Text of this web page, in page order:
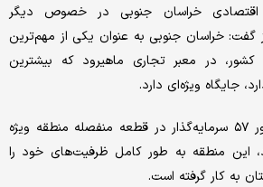
اقتصادی خراسان جنوبی در خصوص دیگر
گفت: خراسان جنوبی به عنوان یکی از مهم‌ترین
کشور، در معبر تجاری ماهیرود که بیشترین
جایگاه ویژه‌ای دارد.
زراعی اضافه کرد: با حضور ۵۷ سرمایه‌گذار در قطعه منفصله منطقه ویژه
این منطقه به طور کامل ظرفیت‌های خود را
به کار گرفته است.